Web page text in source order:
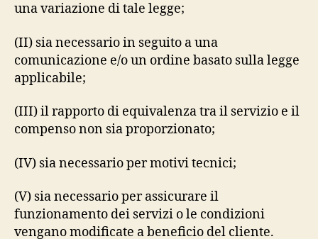
una variazione di tale legge;
(II) sia necessario in seguito a una
comunicazione e/o un ordine basato sulla legge
applicabile;
(III) il rapporto di equivalenza tra il servizio e il
compenso non sia proporzionato;
(IV) sia necessario per motivi tecnici;
(V) sia necessario per assicurare il
funzionamento dei servizi o le condizioni
vengano modificate a beneficio del cliente.